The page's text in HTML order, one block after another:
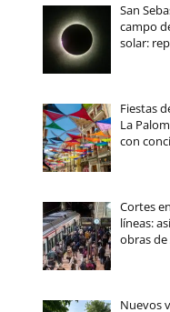
San
campo
solar:
Fiestas
La
con
Cortes
líneas:
obras
Nuevos